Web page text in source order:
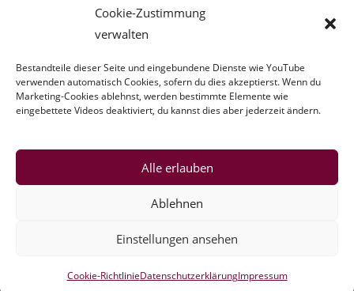
Cookie-Zustimmung
verwalten
Bestandteile dieser Seite und eingebundene Dienste wie YouTube
verwenden automatisch Cookies, sofern du dies akzeptierst. Wenn du
Marketing-Cookies ablehnst, werden bestimmte Elemente wie
eingebettete Videos deaktiviert, du kannst dies aber jederzeit ändern.
Alle erlauben
Ablehnen
Einstellungen ansehen
Cookie-RichtlinieDatenschutzerklärungImpressum
Österreich
11. Februar 2025
Copyright IG FoodCoops -Datenschutz-Impressum